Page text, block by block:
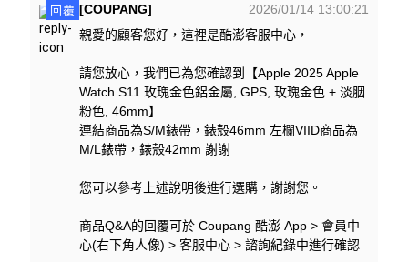
回覆 [COUPANG]
2026/01/14 13:00:21
親愛的顧客您好，這裡是酷澎客服中心，
請您放心，我們已為您確認到【Apple 2025 Apple
Watch S11 玫瑰金色鋁金屬, GPS, 玫瑰金色 + 淡胭
粉色, 46mm】
連結商品為S/M錶帶，錶殼46mm 左欄VIID商品為
M/L錶帶，錶殼42mm 謝謝
您可以參考上述說明後進行選購，謝謝您。
商品Q&A的回覆可於 Coupang 酷澎 App > 會員中
心(右下角人像) > 客服中心 > 諮詢紀錄中進行確認